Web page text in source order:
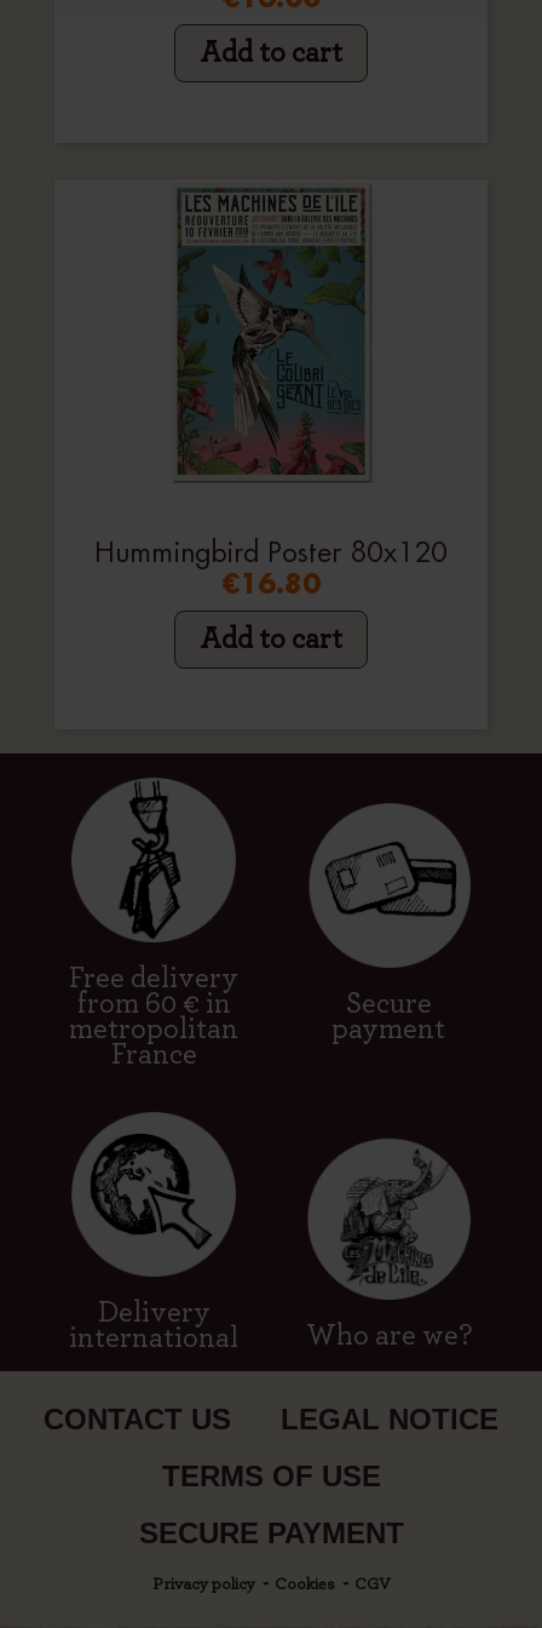
Add to cart
Hummingbird Poster 80x120
€16.80
Add to cart
Free delivery
from 60 € in
metropolitan
France
Secure
payment
Delivery
international
Who are we?
CONTACT US
LEGAL NOTICE
TERMS OF USE
SECURE PAYMENT
Privacy policy Cookies CGV